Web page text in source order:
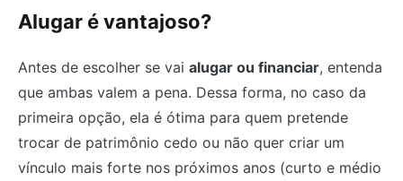
Alugar é vantajoso?
Antes de escolher se vai alugar ou financiar, entenda
que ambas valem a pena. Dessa forma, no caso da
primeira opção, ela é ótima para quem pretende
trocar de patrimônio cedo ou não quer criar um
vínculo mais forte nos próximos anos (curto e médio